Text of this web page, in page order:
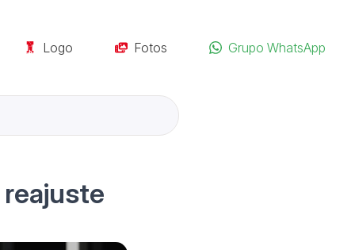
Logo Fotos Grupo WhatsApp